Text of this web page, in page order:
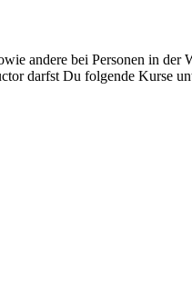
andere bei Personen in der
darfst Du folgende Kurse